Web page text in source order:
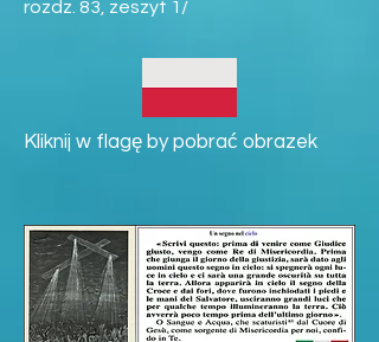
rozdz. 83, zeszyt 1/
Kliknij w flagę by pobrać obrazek